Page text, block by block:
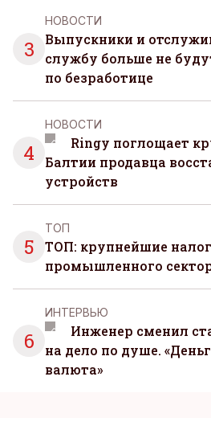
3
НОВОСТИ
Выпускники и
службу больше не
по безработице
4
НОВОСТИ
Ringy поглощает
Балтии продавца
устройств
5
ТОП
ТОП: крупнейшие
промышленного
6
ИНТЕРВЬЮ
Инженер сменил
на дело по душе.
валюта»